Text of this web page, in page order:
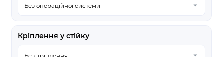
Кріплення у стійку